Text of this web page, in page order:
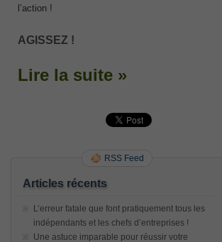
l’action !
AGISSEZ !
Lire la suite »
RSS Feed
Articles récents
L’erreur fatale que font pratiquement tous les
indépendants et les chefs d’entreprises !
Une astuce imparable pour réussir votre